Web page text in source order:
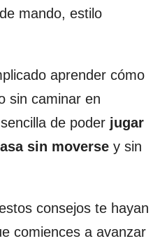
mando, estilo
aprender cómo
sin caminar en
de poder jugar
sin moverse y sin
consejos te hayan
comiences a avanzar